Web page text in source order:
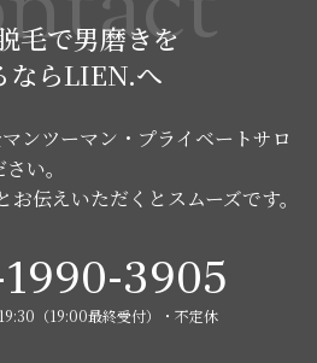
毛で男磨きを
ならLIEN.へ
ンツーマン・プライベートサロ
い。
お伝えいただくとスムーズです。
3905
（19:00最終受付）・不定休